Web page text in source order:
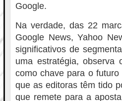
Google.
Na verdade, das 22
Google News, Yahoo
significativos de
uma estratégia, observa
como chave para o futuro
que as editoras têm tido
que remete para a